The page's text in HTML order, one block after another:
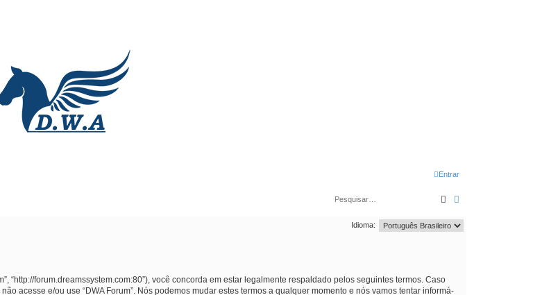
Entrar
Pesquisar
Idioma:
“http://forum.dreamssystem.com:80”), você concorda em estar legalmente respaldado pelos seguintes termos. Caso
acesse e/ou use “DWA Forum”. Nós podemos mudar estes termos a qualquer momento e nós vamos tentar informá-